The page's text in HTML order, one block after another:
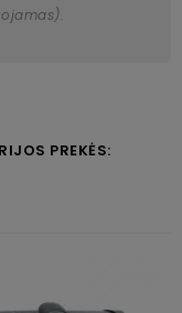
PREKĖS: